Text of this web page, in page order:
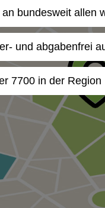
bundesweit allen
und abgabenfrei
7700 in der Region